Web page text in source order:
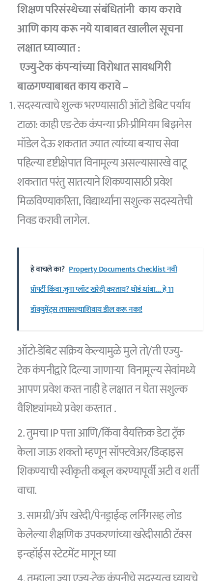
शिक्षण परिसंस्थेच्या संबंधितांनी काय करावे
आणि काय करू नये याबाबत खालील सूचना
लक्षात घ्याव्यात :
एज्यु-टेक कंपन्यांच्या विरोधात सावधगिरी
बाळगण्याबाबत काय करावे –
सदस्यत्वाचे शुल्क भरण्यासाठी ऑटो डेबिट पर्याय
टाळा: काही एड-टेक कंपन्या फ्री-प्रीमियम बिझनेस
मॉडेल देऊ शकतात ज्यात त्यांच्या बऱ्याच सेवा
पहिल्या दृष्टीक्षेपात विनामूल्य असल्यासारखे वाटू
शकतात परंतु सातत्याने शिकण्यासाठी प्रवेश
मिळविण्याकरिता, विद्यार्थ्यांना सशुल्क सदस्यतेची
निवड करावी लागेल.
हे वाचले का? Property Documents Checklist नवी
प्रॉपर्टी किंवा जुना प्लॉट खरेदी करताय? थोडं थांबा… हे 11
डॉक्युमेंट्स तपासल्याशिवाय डील करू नका!
ऑटो-डेबिट सक्रिय केल्यामुळे मुले तो/ती एज्यु-
टेक कंपनीद्वारे दिल्या जाणाऱ्या विनामूल्य सेवांमध्ये
आपण प्रवेश करत नाही हे लक्षात न घेता सशुल्क
वैशिष्ट्यांमध्ये प्रवेश करतात .
2. तुमचा IP पत्ता आणि/किंवा वैयक्तिक डेटा ट्रॅक
केला जाऊ शकतो म्हणून सॉफ्टवेअर/डिव्हाइस
शिकण्याची स्वीकृती कबूल करण्यापूर्वी अटी व शर्ती
वाचा.
3. सामग्री/अ‍ॅप खरेदी/पेनड्राईव्ह लर्निंगसह लोड
केलेल्या शैक्षणिक उपकरणांच्या खरेदीसाठी टॅक्स
इन्व्हॉईस स्टेटमेंट मागून घ्या